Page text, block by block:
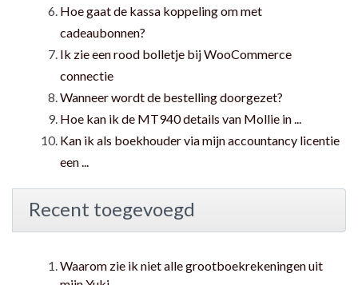
Hoe gaat de kassa koppeling om met
cadeaubonnen?
Ik zie een rood bolletje bij WooCommerce
connectie
Wanneer wordt de bestelling doorgezet?
Hoe kan ik de MT940 details van Mollie in ...
Kan ik als boekhouder via mijn accountancy licentie
een ...
Recent toegevoegd
Waarom zie ik niet alle grootboekrekeningen uit